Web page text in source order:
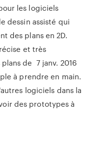
les logiciels
dessin assisté qui
des plans en 2D.
et très
de 7 janv. 2016
à prendre en main.
logiciels dans la
des prototypes à